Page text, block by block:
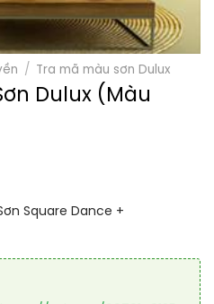
/ Tra mã màu sơn Dulux
Dulux (Màu
Square Dance +